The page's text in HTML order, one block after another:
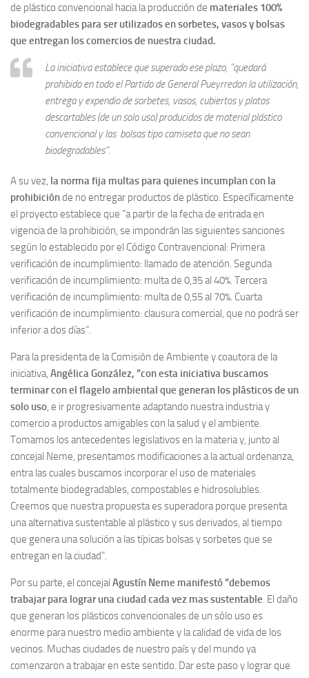
de plástico convencional hacia la producción de materiales 100%
biodegradables para ser utilizados en sorbetes, vasos y bolsas
que entregan los comercios de nuestra ciudad.
La iniciativa establece que superado ese plazo, ”quedará
prohibido en todo el Partido de General Pueyrredon la utilización,
entrega y expendio de sorbetes, vasos, cubiertos y platos
descartables (de un solo uso) producidos de material plástico
convencional y las bolsas tipo camiseta que no sean
biodegradables”.
A su vez, la norma fija multas para quienes incumplan con la
prohibiciónde no entregar productos de plástico. Específicamente
el proyecto establece que ”a partir de la fecha de entrada en
vigencia de la prohibición, se impondrán las siguientes sanciones
según lo establecido por el Código Contravencional: Primera
verificación de incumplimiento: llamado de atención. Segunda
verificación de incumplimiento: multa de 0,35 al 40%. Tercera
verificación de incumplimiento: multa de 0,55 al 70%. Cuarta
verificación de incumplimiento: clausura comercial, que no podrá ser
inferior a dos días”.
Para la presidenta de la Comisión de Ambiente y coautora de la
iniciativa, Angélica González, ”con esta iniciativa buscamos
terminar con el flagelo ambiental que generan los plásticos de un
solo uso, e ir progresivamente adaptando nuestra industria y
comercio a productos amigables con la salud y el ambiente.
Tomamos los antecedentes legislativos en la materia y, junto al
concejal Neme, presentamos modificaciones a la actual ordenanza,
entra las cuales buscamos incorporar el uso de materiales
totalmente biodegradables, compostables e hidrosolubles.
Creemos que nuestra propuesta es superadora porque presenta
una alternativa sustentable al plástico y sus derivados, al tiempo
que genera una solución a las típicas bolsas y sorbetes que se
entregan en la ciudad”.
Por su parte, el concejal Agustín Neme manifestó ”debemos
trabajar para lograr una ciudad cada vez mas sustentable. El daño
que generan los plásticos convencionales de un sólo uso es
enorme para nuestro medio ambiente y la calidad de vida de los
vecinos. Muchas ciudades de nuestro país y del mundo ya
comenzaron a trabajar en este sentido. Dar este paso y lograr que